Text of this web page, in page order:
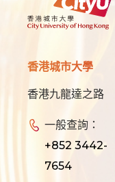
香港城市大學
香港九龍達之路
一般查詢：
+852 3442-
7654